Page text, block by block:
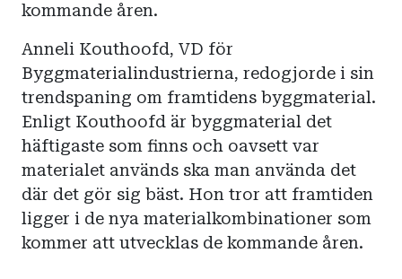
kommande åren.
Anneli Kouthoofd, VD för
Byggmaterialindustrierna, redogjorde i sin
trendspaning om framtidens byggmaterial.
Enligt Kouthoofd är byggmaterial det
häftigaste som finns och oavsett var
materialet används ska man använda det
där det gör sig bäst. Hon tror att framtiden
ligger i de nya materialkombinationer som
kommer att utvecklas de kommande åren.